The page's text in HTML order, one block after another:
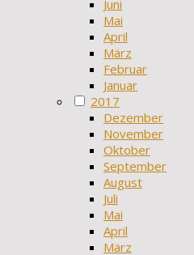
Juni
Mai
April
März
Februar
Januar
2017
Dezember
November
Oktober
September
August
Juli
Mai
April
März